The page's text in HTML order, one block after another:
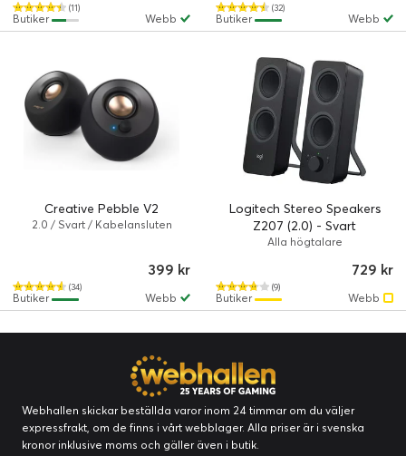
(11)
Webb
Butiker
(32)
Webb
Butiker
Creative Pebble V2
2.0 / Svart / Kabelansluten
(34)
399 kr
Webb
Butiker
Logitech Stereo Speakers
Z207 (2.0) - Svart
Alla högtalare
(9)
729 kr
Webb
Butiker
Webhallen skickar beställda varor inom 24 timmar om du väljer
expressfrakt, om de finns i vårt webblager. Alla priser är i svenska
kronor inklusive moms och gäller även i butik.